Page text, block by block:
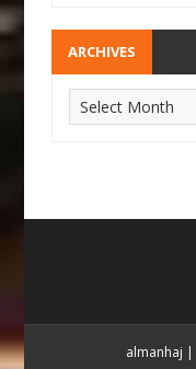
ARCHIVES
almanhaj |